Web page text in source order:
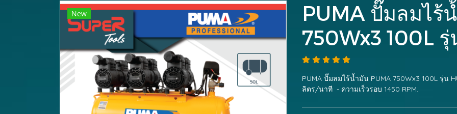
New
PUMA ปั๊มลมไร้
750Wx3 100L
PUMA ปั๊มลมไร้น้ำมัน PUMA 750Wx3 100L รุ่น
ลิตร/นาที - ความเร็วรอบ 1450 RPM.